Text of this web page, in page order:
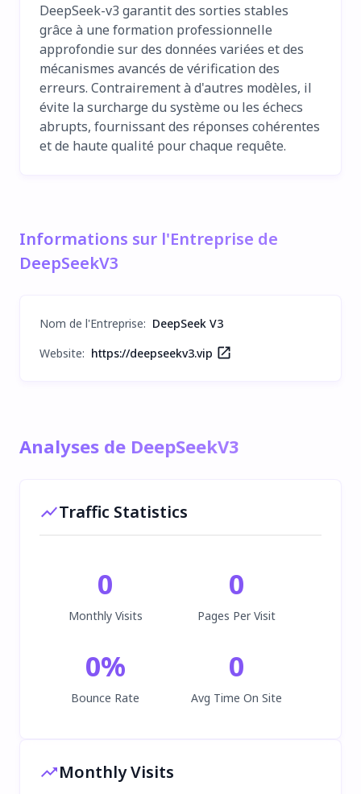
DeepSeek-v3 garantit des sorties stables
grâce à une formation professionnelle
approfondie sur des données variées et des
mécanismes avancés de vérification des
erreurs. Contrairement à d'autres modèles, il
évite la surcharge du système ou les échecs
abrupts, fournissant des réponses cohérentes
et de haute qualité pour chaque requête.
Informations sur l'Entreprise de
DeepSeekV3
Nom de l'Entreprise: DeepSeek V3
Website: https://deepseekv3.vip
Analyses de DeepSeekV3
Traffic Statistics
0
Monthly Visits
0
Pages Per Visit
0%
Bounce Rate
0
Avg Time On Site
Monthly Visits